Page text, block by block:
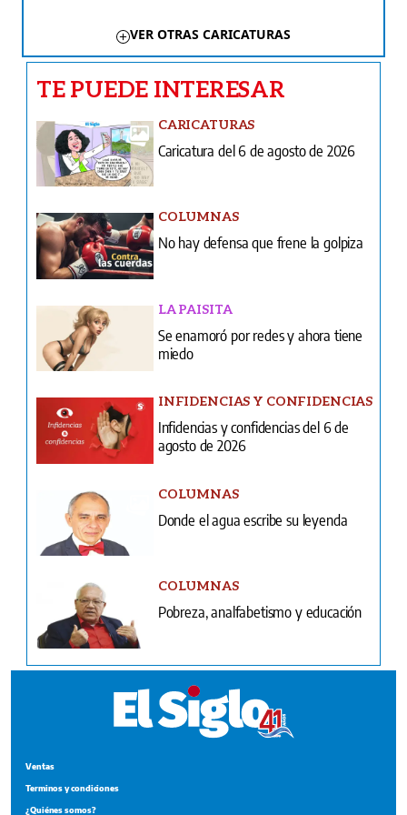
VER OTRAS CARICATURAS
TE PUEDE INTERESAR
CARICATURAS
Caricatura del 6 de agosto de 2026
COLUMNAS
No hay defensa que frene la golpiza
LA PAISITA
Se enamoró por redes y ahora tiene
miedo
INFIDENCIAS Y CONFIDENCIAS
Infidencias y confidencias del 6 de
agosto de 2026
COLUMNAS
Donde el agua escribe su leyenda
COLUMNAS
Pobreza, analfabetismo y educación
Ventas
Terminos y condiciones
¿Quiénes somos?